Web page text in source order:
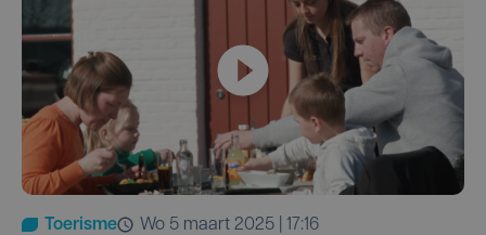
Toerisme wo 5 maart 2025 | 17:16